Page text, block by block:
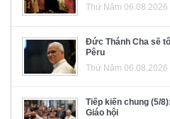
Thứ Năm 06.08.2026
Đức Thánh Cha sẽ
Pêru
Thứ Năm 06.08.2026
Tiếp kiến chung (5/
Giáo hội